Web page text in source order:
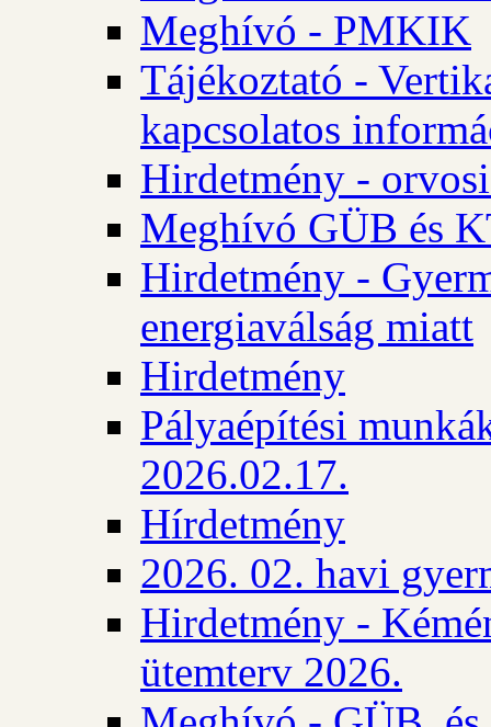
Meghívó - PMKIK
Tájékoztató -
kapcsolatos
Hirdetmény -
Meghívó GÜB és
Hirdetmény -
energiaválság miatt
Hirdetmény
Pályaépítési
2026.02.17.
Hírdetmény
2026. 02. havi
Hirdetmény -
ütemterv 2026.